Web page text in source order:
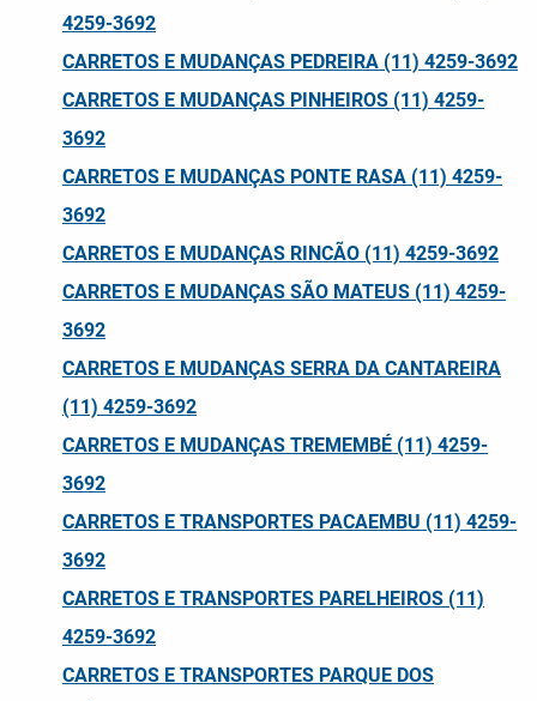
4259-3692
CARRETOS E MUDANÇAS PEDREIRA (11) 4259-3692
CARRETOS E MUDANÇAS PINHEIROS (11) 4259-
3692
CARRETOS E MUDANÇAS PONTE RASA (11) 4259-
3692
CARRETOS E MUDANÇAS RINCÃO (11) 4259-3692
CARRETOS E MUDANÇAS SÃO MATEUS (11) 4259-
3692
CARRETOS E MUDANÇAS SERRA DA CANTAREIRA
(11) 4259-3692
CARRETOS E MUDANÇAS TREMEMBÉ (11) 4259-
3692
CARRETOS E TRANSPORTES PACAEMBU (11) 4259-
3692
CARRETOS E TRANSPORTES PARELHEIROS (11)
4259-3692
CARRETOS E TRANSPORTES PARQUE DOS